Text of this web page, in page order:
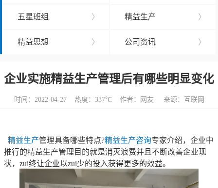
五星班组 〉 精益生产 〉
精益思想 〉 公司资讯 〉
企业实施精益生产管理后有哪些明显变化
时间：2022-04-27 热度： 337℃ 作者：网友 来源：互联网
精益生产管理具备哪些特点?精益生产咨询专家介绍，企业中
推行的精益生产管理目的就是消灭浪费并且不断改善企业现
状，zui终让企业以zui少的投入获得更多的效益。